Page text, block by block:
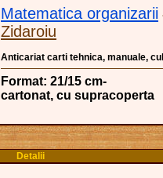
Matematica organizarii
Zidaroiu
Anticariat carti tehnica, manuale,
Format: 21/15 cm-
cartonat, cu supracoperta
Detalii